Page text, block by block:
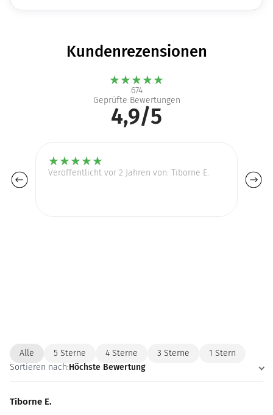
Kundenrezensionen
★★★★★
674
Geprüfte Bewertungen
4,9/5
★★★★★
Veröffentlicht vor 2 Jahren von: Tiborne E.
Alle 5 Sterne 4 Sterne 3 Sterne
1 Stern
Sortieren nach:Höchste Bewertung
Tiborne E.